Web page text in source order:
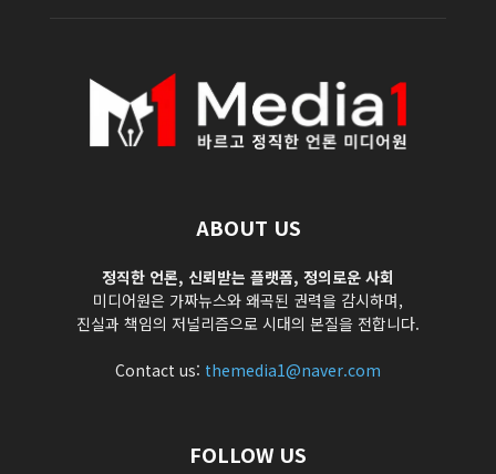
ABOUT US
정직한 언론, 신뢰받는 플랫폼, 정의로운 사회
미디어원은 가짜뉴스와 왜곡된 권력을 감시하며,
진실과 책임의 저널리즘으로 시대의 본질을 전합니다.
Contact us: themedia1@naver.com
FOLLOW US